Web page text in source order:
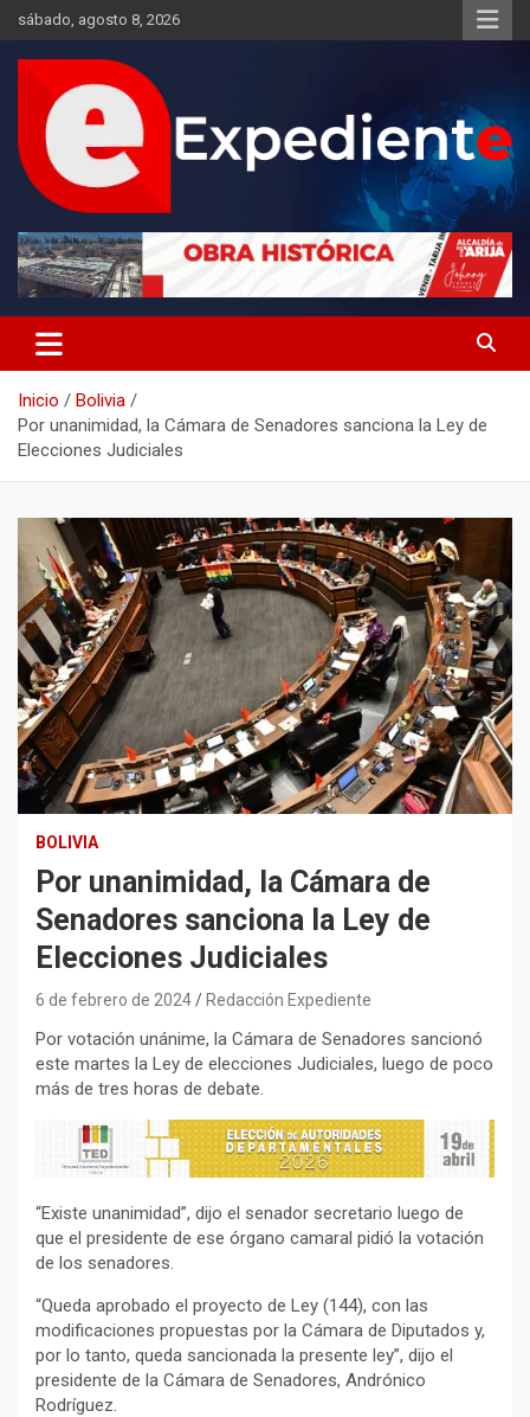
Saltar
al
contenido
sábado, agosto 8, 2026
Expediente
Inicio
Bolivia
Por unanimidad, la Cámara de Senadores sanciona la Ley de
Elecciones Judiciales
BOLIVIA
Por unanimidad, la Cámara de
Senadores sanciona la Ley de
Elecciones Judiciales
6 de febrero de 2024 Redacción Expediente
Por votación unánime, la Cámara de Senadores sancionó
este martes la Ley de elecciones Judiciales, luego de poco
más de tres horas de debate.
“Existe unanimidad”, dijo el senador secretario luego de
que el presidente de ese órgano camaral pidió la votación
de los senadores.
“Queda aprobado el proyecto de Ley (144), con las
modificaciones propuestas por la Cámara de Diputados y,
por lo tanto, queda sancionada la presente ley”, dijo el
presidente de la Cámara de Senadores, Andrónico
Rodríguez.